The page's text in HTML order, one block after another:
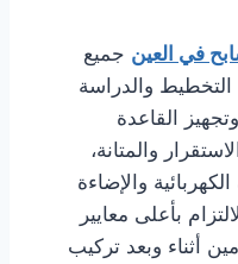
في العين جميع
والدراسة
القاعدة
والمتانة،
والإضاءة
بأعلى معايير
أثناء وبعد تركيب